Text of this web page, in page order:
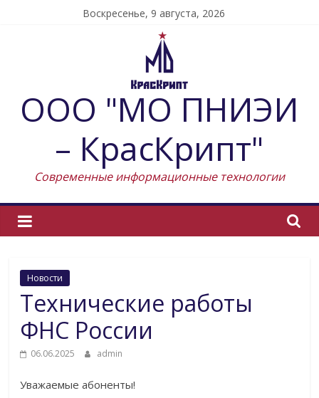
Воскресенье, 9 августа, 2026
ООО "МО ПНИЭИ
– КрасКрипт"
Современные информационные технологии
Новости
Технические работы
ФНС России
06.06.2025 admin
Уважаемые абоненты!